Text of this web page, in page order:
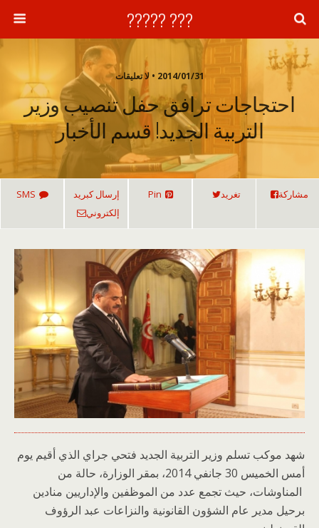
??? ?????
2014/01/31 • لا تعليقات
احتجاجات ترافق حفل تنصيب وزير
التربية الجديد! قسم الأخبار
مشاركة تغريد Pin
إرسال كبريد
إلكتروني
SMS
شهد موكب تسلم وزير التربية الجديد فتحي جراي الذي أقيم يوم
أمس الخميس 30 جانفي 2014، بمقر الوزارة، حالة من
المناوشات، حيث تجمع عدد من الموظفين والإداريين منادين
برحيل مدير عام الشؤون القانونية والنزاعات عبد الرؤوف